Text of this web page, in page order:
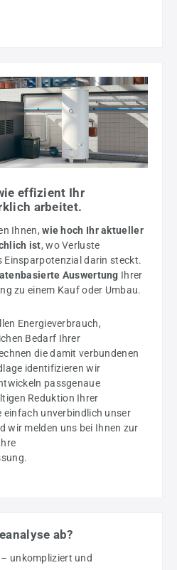
effizient Ihr
arbeitet.
Ihnen,wie hoch Ihr aktueller
ist, wo Verluste
Einsparpotenzial darin steckt.
Auswertung Ihrer
zu einem Kauf oder Umbau.
Energieverbrauch,
Bedarf Ihrer
die damit verbundenen
identifizieren wir
passgenaue
Reduktion Ihrer
einfach unverbindlich unser
wir melden uns bei Ihnen zur
ab?
– unkompliziert und